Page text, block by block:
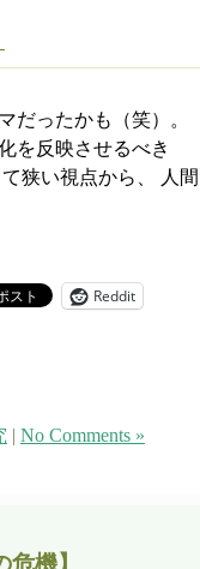
だったかも（笑）。
を反映させるべき
狭い視点から、 人間
Reddit
| No Comments »
機】